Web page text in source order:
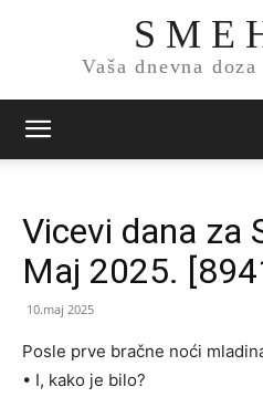
S M E
Vaša dnevna
Vicevi dana za
Maj 2025.
10.maj 2025
Posle prve bračne noći
• I, kako je bilo?